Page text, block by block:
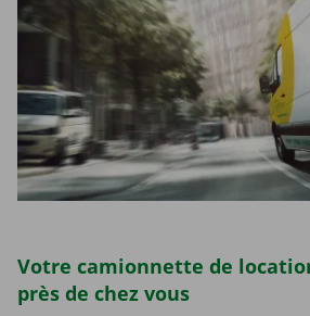
Votre camionnette de
près de chez vous